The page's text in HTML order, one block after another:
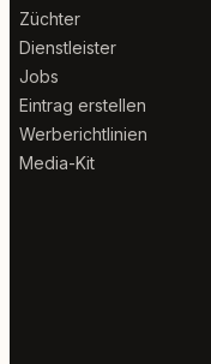
Züchter
Dienstleister
Jobs
Eintrag erstellen
Werberichtlinien
Media-Kit